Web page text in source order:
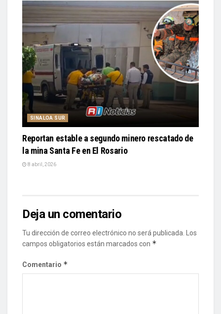
SINALOA SUR
Reportan estable a segundo minero rescatado de
la mina Santa Fe en El Rosario
8 abril, 2026
Deja un comentario
Tu dirección de correo electrónico no será publicada.
Los
campos obligatorios están marcados con *
Comentario *